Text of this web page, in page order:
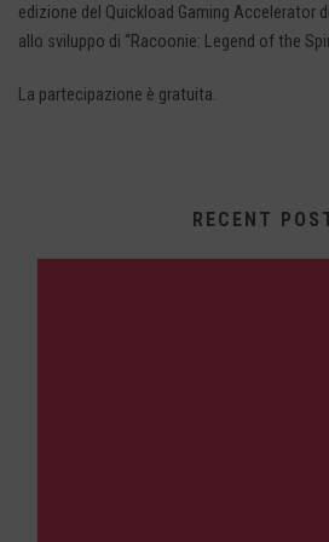
edizione del Quickload Gaming Accelerator
allo sviluppo di “Racoonie: Legend of the
La partecipazione è gratuita.
RECENT